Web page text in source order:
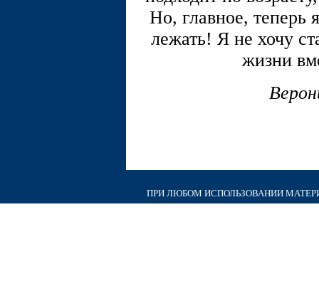
Но, главное, теперь
лежать! Я не хочу
жизни
ПРИ ЛЮБОМ ИСПОЛЬЗОВАНИИ